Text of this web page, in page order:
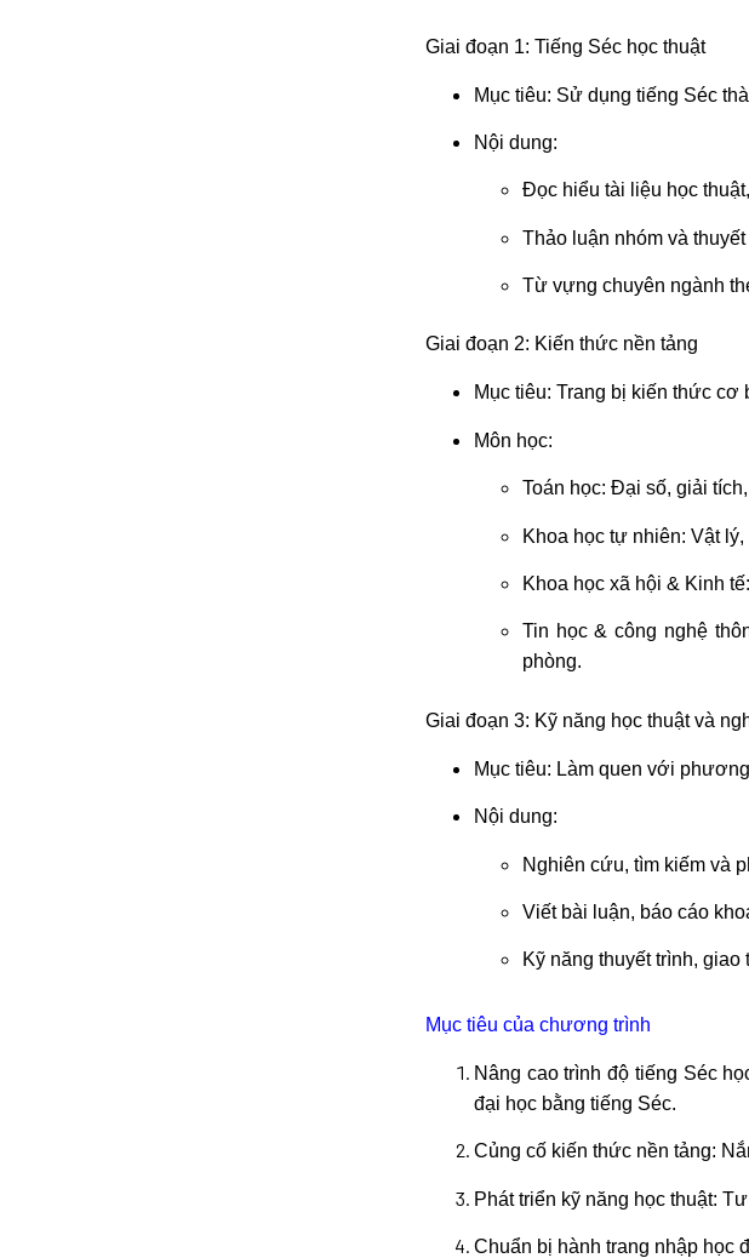
Giai đoạn 1: Tiếng Séc học thuật
Mục tiêu: Sử dụng tiếng Séc
Nội dung:
Đọc hiểu tài liệu học
Thảo luận nhóm và
Từ vựng chuyên ngành
Giai đoạn 2: Kiến thức nền tảng
Mục tiêu: Trang bị kiến thức cơ
Môn học:
Toán học: Đại số, giải
Khoa học tự nhiên: Vật
Khoa học xã hội & Kinh
Tin học & công nghệ
phòng.
Giai đoạn 3: Kỹ năng học thuật và
Mục tiêu: Làm quen với
Nội dung:
Nghiên cứu, tìm kiếm và
Viết bài luận, báo cáo
Kỹ năng thuyết trình,
Mục tiêu của chương trình
Nâng cao trình độ tiếng Séc
đại học bằng tiếng Séc.
Củng cố kiến thức nền tảng:
Phát triển kỹ năng học thuật:
Chuẩn bị hành trang nhập học